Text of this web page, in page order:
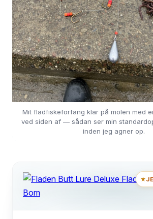
Mit fladfiskeforfang klar på molen med
ved siden af — sådan ser min
inden jeg agner op.